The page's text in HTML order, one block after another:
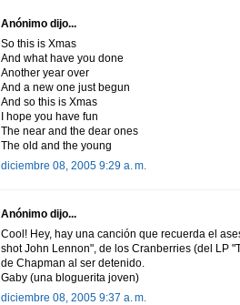
Anónimo dijo...
So this is Xmas
And what have you done
Another year over
And a new one just begun
And so this is Xmas
I hope you have fun
The near and the dear ones
The old and the young
diciembre 08, 2005 9:29 a. m.
Anónimo dijo...
Cool! Hey, hay una canción que recuerda el
shot John Lennon", de los Cranberries (del LP
de Chapman al ser detenido.
Gaby (una bloguerita joven)
diciembre 08, 2005 9:37 a. m.